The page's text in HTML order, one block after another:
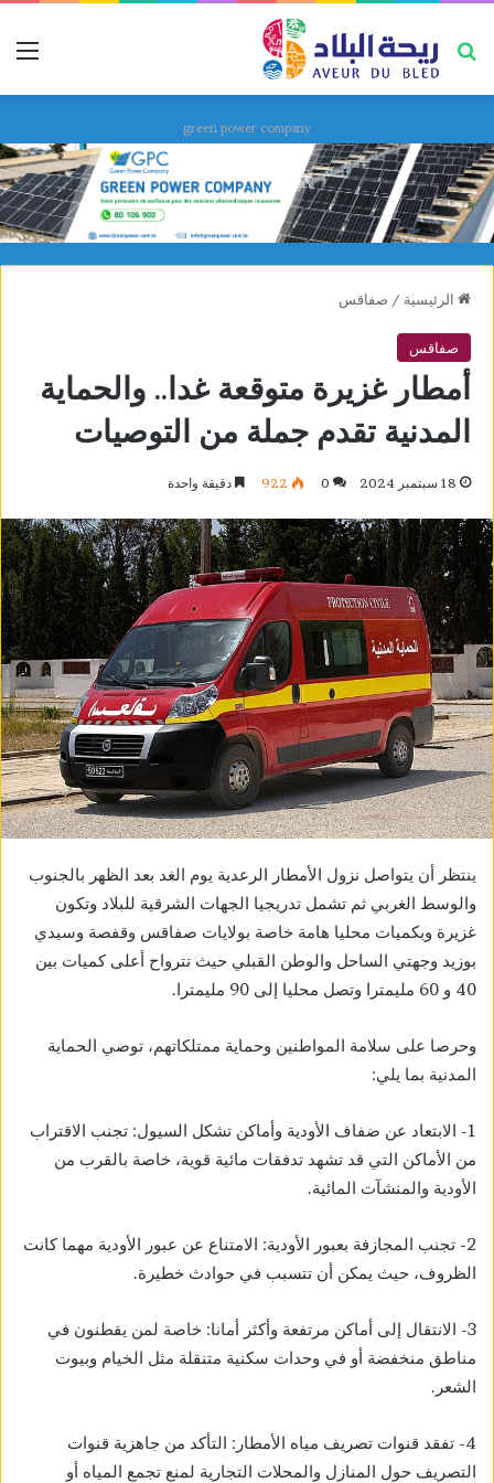
بحث عن
green power company
الرئيسية / صفاقس
صفاقس
أمطار غزيرة متوقعة غدا.. والحماية
المدنية تقدم جملة من التوصيات
18 سبتمبر 2024 0
922 دقيقة واحدة
ينتظر أن يتواصل نزول الأمطار الرعدية يوم الغد بعد الظهر بالجنوب
والوسط الغربي ثم تشمل تدريجيا الجهات الشرقية للبلاد وتكون
غزيرة وبكميات محليا هامة خاصة بولايات صفاقس وقفصة وسيدي
بوزيد وجهتي الساحل والوطن القبلي حيث تترواح أعلى كميات بين
40 و 60 مليمترا وتصل محليا إلى 90 مليمترا.
وحرصا على سلامة المواطنين وحماية ممتلكاتهم، توصي الحماية
المدنية بما يلي:
1- الابتعاد عن ضفاف الأودية وأماكن تشكل السيول: تجنب الاقتراب
من الأماكن التي قد تشهد تدفقات مائية قوية، خاصة بالقرب من
الأودية والمنشآت المائية.
2- تجنب المجازفة بعبور الأودية: الامتناع عن عبور الأودية مهما كانت
الظروف، حيث يمكن أن تتسبب في حوادث خطيرة.
3- الانتقال إلى أماكن مرتفعة وأكثر أمانا: خاصة لمن يقطنون في
مناطق منخفضة أو في وحدات سكنية متنقلة مثل الخيام وبيوت
الشعر.
4- تفقد قنوات تصريف مياه الأمطار: التأكد من جاهزية قنوات
التصريف حول المنازل والمحلات التجارية لمنع تجمع المياه أو